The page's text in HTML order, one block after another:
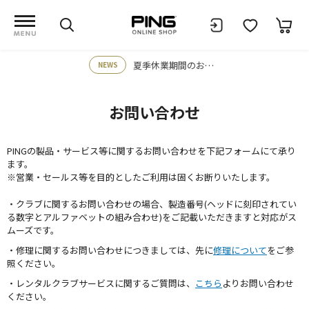
NEWS 夏季休業期間のお知らせ
お問い合わせ
PINGの製品・サービス等に関するお問い合わせを下記フォームにて承り
ます。
※営業・セールス等を目的としたご利用は固くお断りいたします。
・クラブに関するお問い合わせの場合、製造番号(ヘッドに刻印されてい
る数字とアルファベットの組み合わせ)をご記載いただきますと対応がス
ムーズです。
・修理に関するお問い合わせにつきましては、先に修理についてをご参
照ください。
・レンタルクラブサービスに関するご質問は、 こちら よりお問い合わせ
ください。